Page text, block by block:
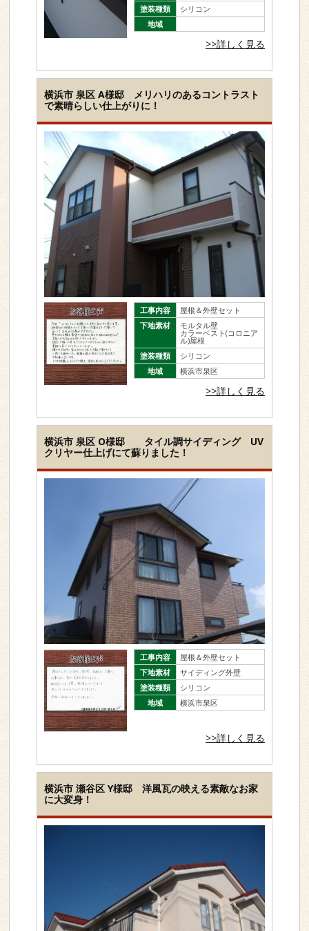
塗装種類
シリコン
地域
>>詳しく見る
横浜市 泉区 A様邸 メリハリのあるコントラスト
で素晴らしい仕上がりに！
工事内容
屋根＆外壁セット
下地素材
モルタル壁
カラーベスト(コロニア
ル)屋根
塗装種類
シリコン
地域
横浜市泉区
>>詳しく見る
横浜市 泉区 O様邸 タイル調サイディング UV
クリヤー仕上げにて蘇りました！
工事内容
屋根＆外壁セット
下地素材
サイディング外壁
塗装種類
シリコン
地域
横浜市泉区
>>詳しく見る
横浜市 瀬谷区 Y様邸 洋風瓦の映える素敵なお家
に大変身！